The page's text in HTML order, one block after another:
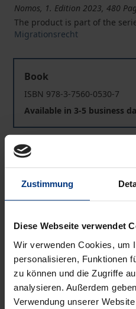
Zustimmung
Diese Webseite verwendet
Wir verwenden Cookies, um
personalisieren, Funktionen
zu können und die Zugriffe
analysieren. Außerdem
Verwendung unserer
Nomos, 1. Edition 2023, 480
The product is part of the
Migrationsrecht
Book
ISBN 978-3-7560-0530-7
Available in 3-5 business
Städte der Zuflucht
eBook
ISBN 978-3-7489-3886-6
Available
Prices include VAT. Depending
may vary at checkout.
Add
Add to Wish List